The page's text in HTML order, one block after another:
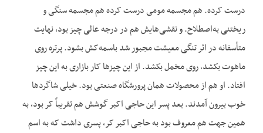
درست کرده. هم مجسمه مومی درست کرده هم مجسمه سنگی و
ریختنی به‌اصطلاح. و نقشی‌هایش هم در درجه عالی چیز بود، نهایت
متأسفانه در اثر تنگی معیشت مجبور شد باسمه‌کش بشود. پرتره روی
ماهوت بکشد، روی مخمل بکشد. از این چیزها کار بازاری به این چیز
افتاد. او هم از محصولات همان پرورشگاه صنعتی بود. خیلی شاگردها
خوب بیرون آمدند. بعد پسر این حاجی اکبر گوشش هم تقریباً کر بود، به
همین جهت هم معروف بود به حاجی اکبر کر، پسری داشت که به اسم